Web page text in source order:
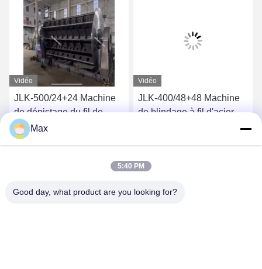
Vidéo
JLK-500/24+24 Machine
de dépistage du fil de
cuivre PLC à cadre rigide
Obtenez le meilleur prix
Vidéo
JLK-400/48+48 Machine
de blindage à fil d'acier
Max
5:40 PM
Good day, what product are you looking for?